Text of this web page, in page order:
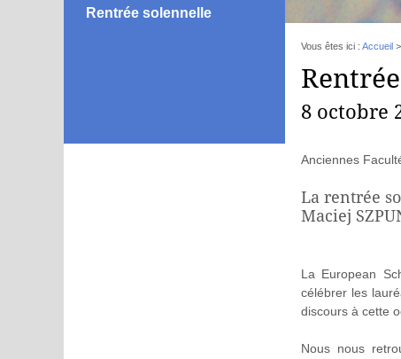
Rentrée solennelle
Vous êtes ici : Accueil>
8 octobre
Anciennes
La rentrée
Maciej
La European
célébrer les
discours à cette
Nous nous